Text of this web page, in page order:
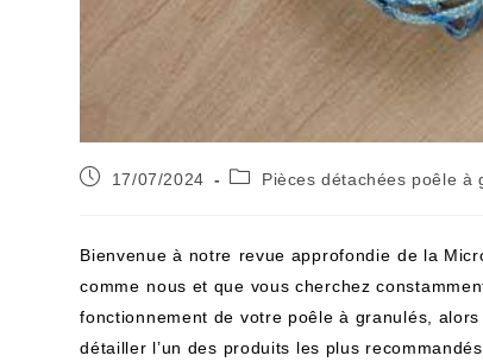
17/07/2024 Pièces détachées poêle à
Bienvenue à notre⁣ revue approfondie ⁤de la
comme ⁤nous et que vous cherchez
fonctionnement de votre poêle à granulés,
détailler l’un​ des produits les ​plus